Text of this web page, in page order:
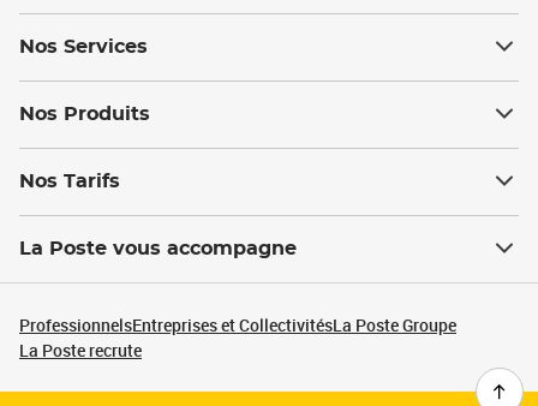
Nos Services
Nos Produits
Nos Tarifs
La Poste vous accompagne
ProfessionnelsEntreprises et CollectivitésLa Poste Groupe
La Poste recrute